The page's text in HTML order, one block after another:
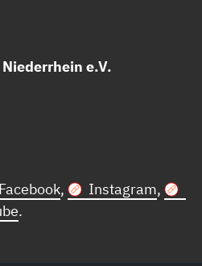
e.V.
Facebook, Instagram,
.